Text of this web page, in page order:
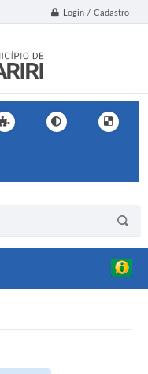
Login / Cadastro